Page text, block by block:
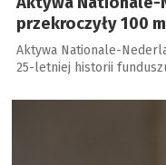
przekroczyły 100
Aktywa Nationale-
25-letniej historii
a